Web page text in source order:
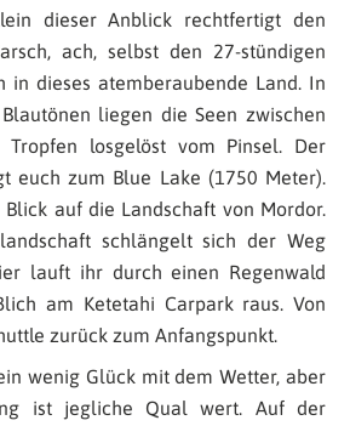
dieser Anblick rechtfertigt den
ach, selbst den 27-stündigen
in dieses atemberaubende Land. In
liegen die Seen zwischen
Tropfen losgelöst vom Pinsel. Der
euch zum Blue Lake (1750 Meter).
auf die Landschaft von Mordor.
schlängelt sich der Weg
lauft ihr durch einen Regenwald
am Ketetahi Carpark raus. Von
zurück zum Anfangspunkt.
wenig Glück mit dem Wetter, aber
ist jegliche Qual wert. Auf der